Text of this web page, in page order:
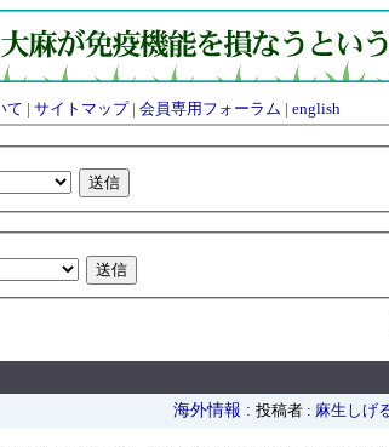
て | サイトマップ| 会員専用フォーラム | english
海外情報 : 投稿者 : 麻生しげ